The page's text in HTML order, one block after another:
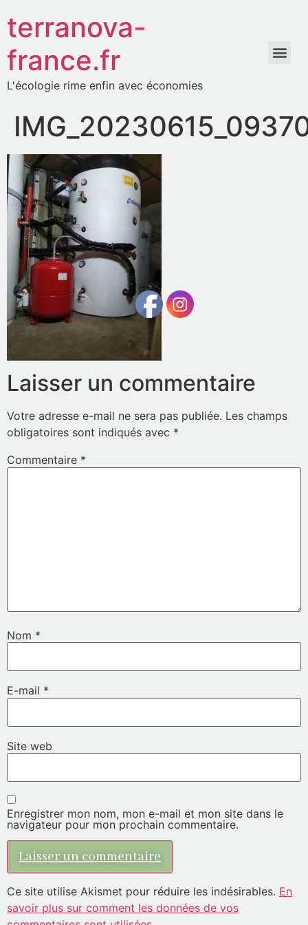
terranova-
france.fr
L'écologie rime enfin avec économies
Laisser un commentaire
Votre adresse e-mail ne sera pas publiée. Les champs
obligatoires sont indiqués avec *
Commentaire *
Nom *
E-mail *
Site web
Enregistrer mon nom, mon e-mail et mon site dans le
navigateur pour mon prochain commentaire.
Ce site utilise Akismet pour réduire les indésirables. En
savoir plus sur comment les données de vos